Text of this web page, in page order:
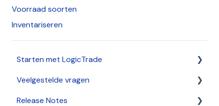
Voorraad soorten
Inventariseren
Starten met LogicTrade
Verkoop
Algemeen
Veelgestelde vragen
HelpCenter
Release Notes